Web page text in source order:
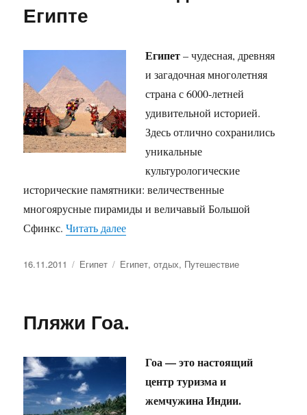
Египте
Египет– чудесная, древняя
и загадочная многолетняя
страна с 6000-летней
удивительной историей.
Здесь отлично сохранились
уникальные
культурологические
исторические памятники: величественные
многоярусные пирамиды и величавый Большой
Сфинкс.Читать далее«Особенности отдыха в Египте»
Опубликовано
16.11.2011 Рубрики
Египет Метки
Египет,отдых, Путешествие
Пляжи Гоа.
Гоа — это настоящий
центр туризма и
жемчужина Индии.